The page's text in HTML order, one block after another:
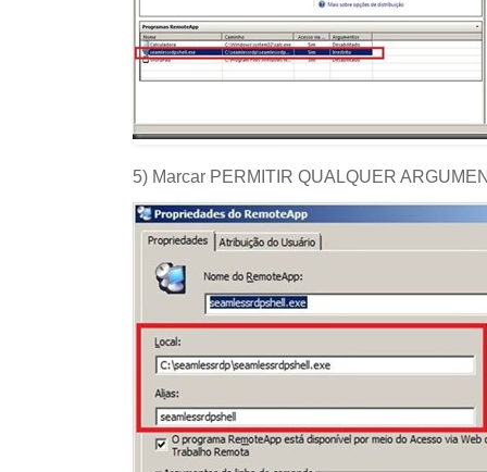
5) Marcar PERMITIR QUALQUER